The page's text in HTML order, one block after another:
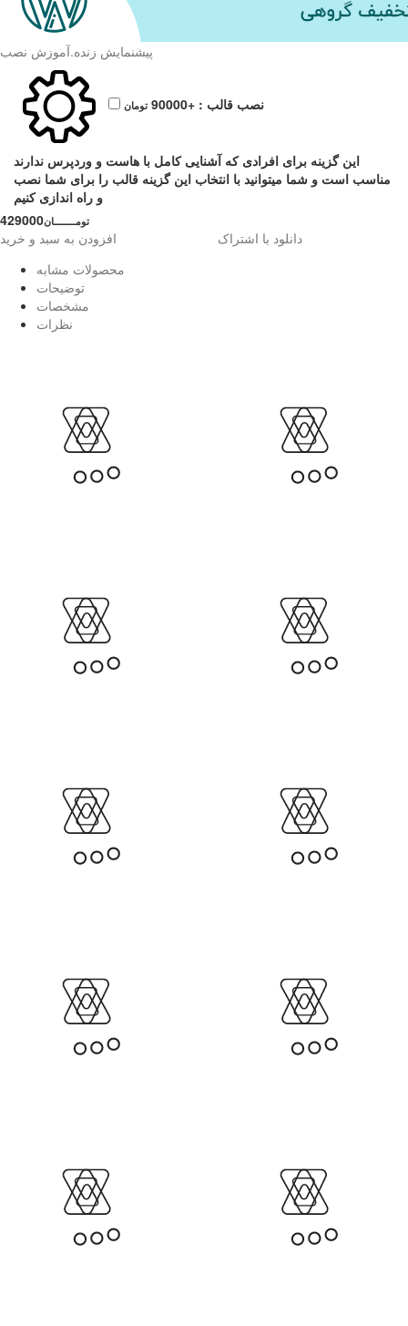
پیشنمایش زنده.آموزش نصب
نصب قالب : +90000 تومان
این گزینه برای افرادی که آشنایی کامل با هاست و وردپرس ندارند
مناسب است و شما میتوانید با انتخاب این گزینه قالب را برای شما نصب
و راه اندازی کنیم
429000تومــــــــان
افزودن به سبد و خرید
دانلود با اشتراک
محصولات مشابه
توضیحات
مشخصات
نظرات